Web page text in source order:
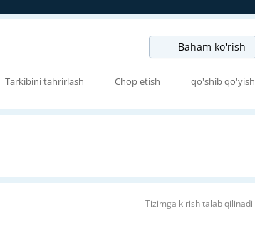
Baham ko'rish
Tarkibini tahrirlash Chop etish qo'shib qo'yish
Tizimga kirish talab qilinadi